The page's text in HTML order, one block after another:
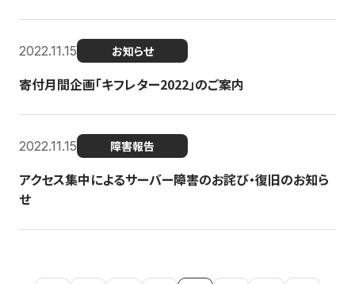
2022.11.15 お知らせ
寄付月間企画「キフレター2022」のご案内
2022.11.15 障害報告
アクセス集中によるサーバー障害のお詫び・復旧のお知ら
せ